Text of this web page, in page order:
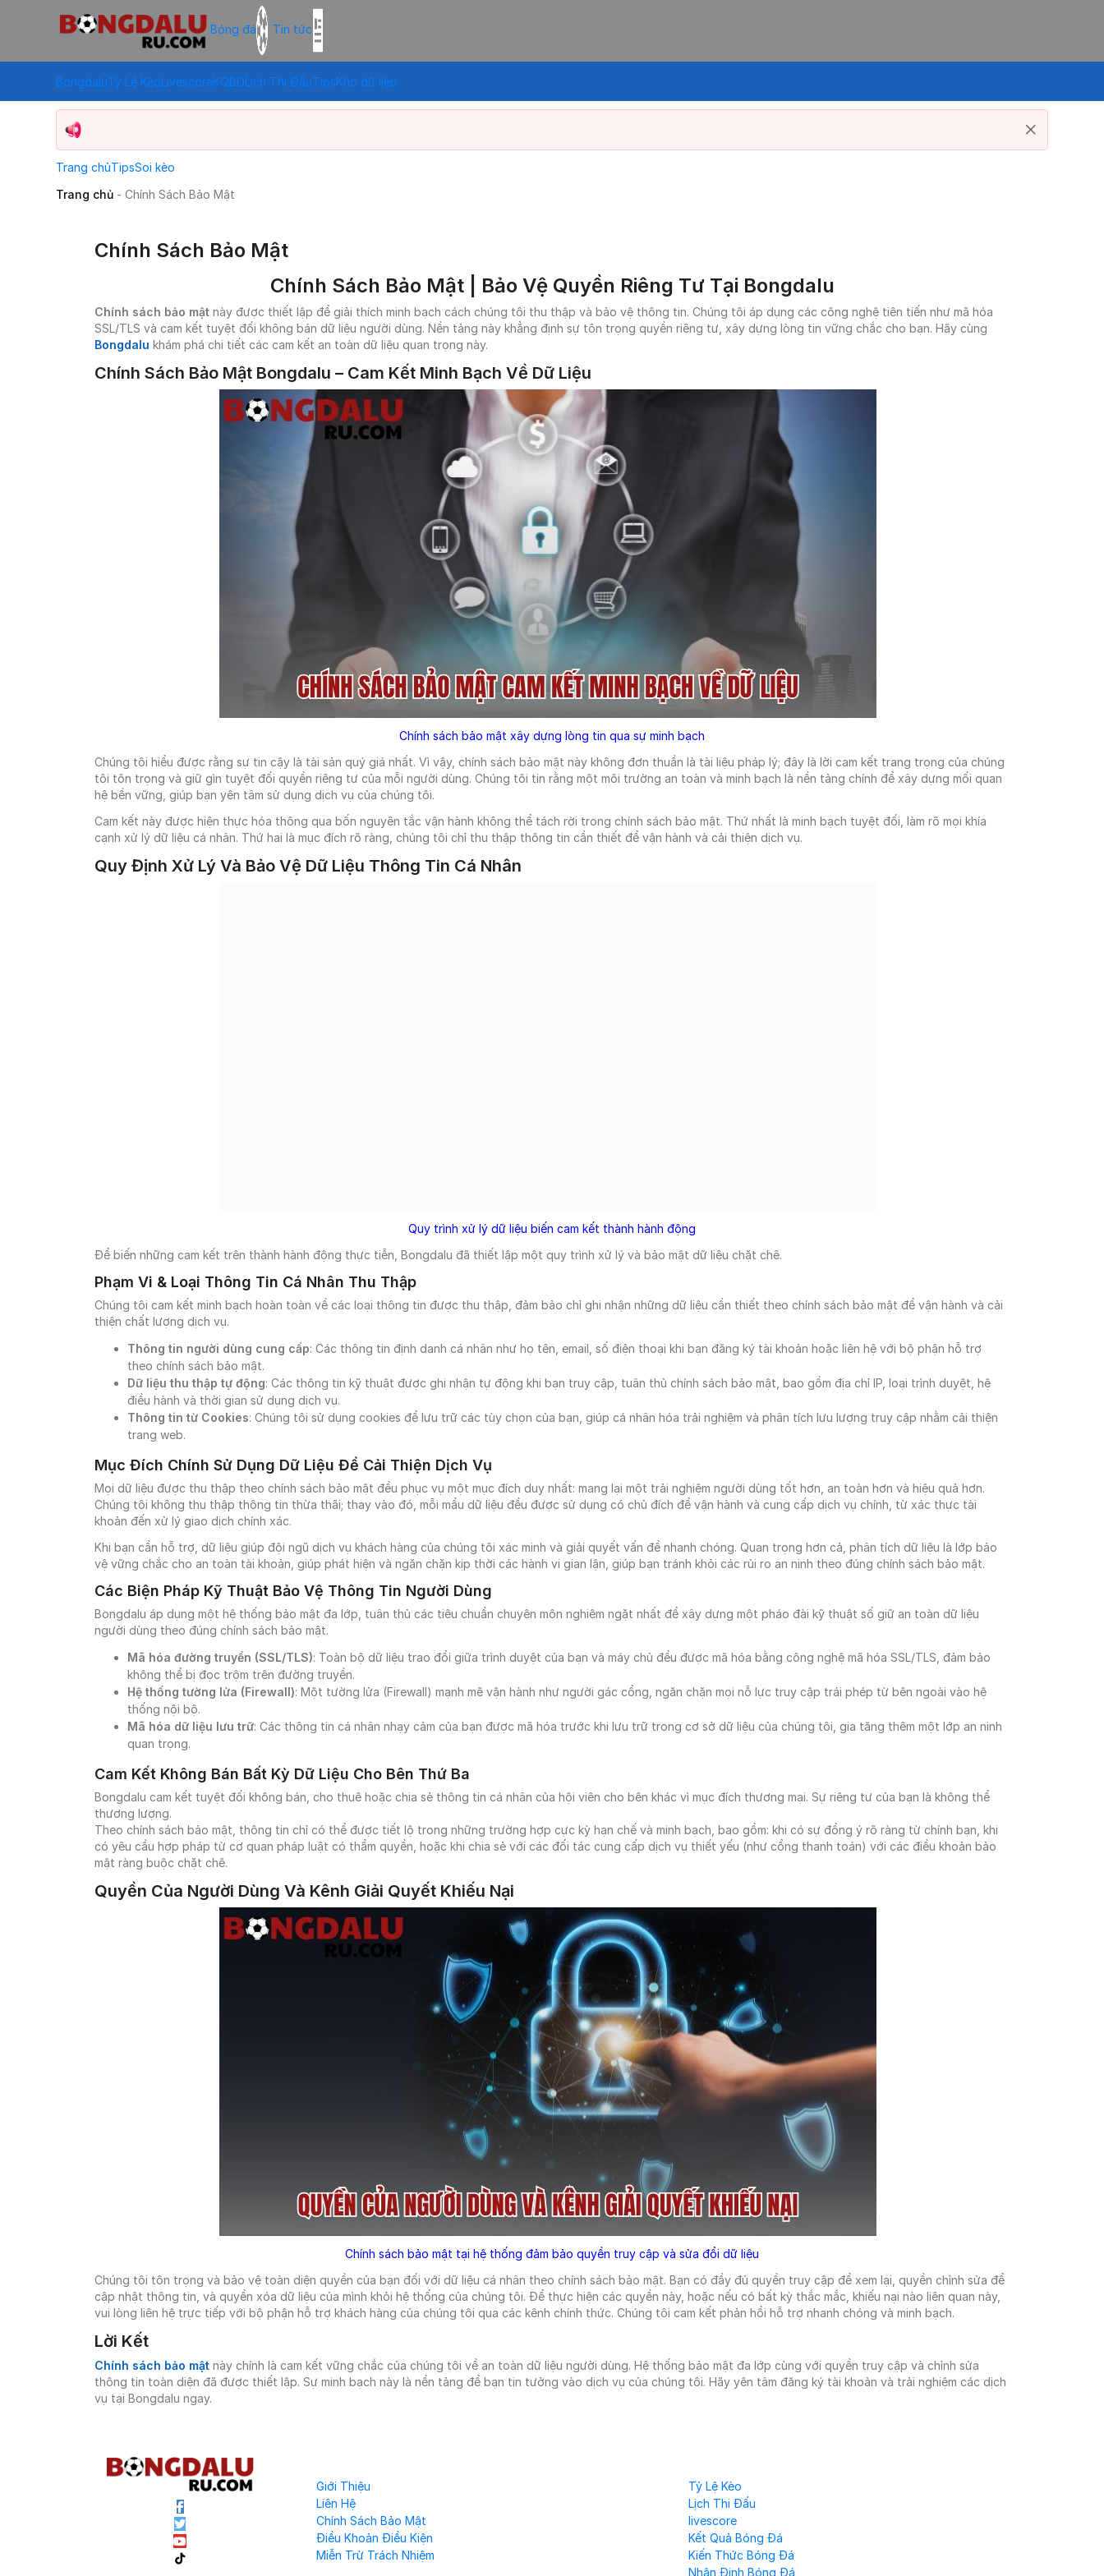
Bóng đá Tin tức
BongdaluTỷ Lệ KèoLivescoreKQBDLịch Thi ĐấuTipsKho dữ liệu
Trang chủTipsSoi kèo
Trang chủ - Chính Sách Bảo Mật
Chính Sách Bảo Mật
Chính Sách Bảo Mật | Bảo Vệ Quyền Riêng Tư Tại Bongdalu
Chính sách bảo mậtnày được thiết lập để giải thích minh bạch cách chúng tôi thu thập và bảo vệ thông tin. Chúng tôi áp dụng các công nghệ tiên tiến như mã hóa
SSL/TLS và cam kết tuyệt đối không bán dữ liệu người dùng. Nền tảng này khẳng định sự tôn trọng quyền riêng tư, xây dựng lòng tin vững chắc cho bạn. Hãy cùng
Bongdalu khám phá chi tiết các cam kết an toàn dữ liệu quan trọng này.
Chính Sách Bảo Mật Bongdalu – Cam Kết Minh Bạch Về Dữ Liệu
Chính sách bảo mật xây dựng lòng tin qua sự minh bạch
Chúng tôi hiểu được rằng sự tin cậy là tài sản quý giá nhất. Vì vậy, chính sách bảo mật này không đơn thuần là tài liệu pháp lý; đây là lời cam kết trang trọng của chúng
tôi tôn trọng và giữ gìn tuyệt đối quyền riêng tư của mỗi người dùng. Chúng tôi tin rằng một môi trường an toàn và minh bạch là nền tảng chính để xây dựng mối quan
hệ bền vững, giúp bạn yên tâm sử dụng dịch vụ của chúng tôi.
Cam kết này được hiện thực hóa thông qua bốn nguyên tắc vận hành không thể tách rời trong chính sách bảo mật. Thứ nhất là minh bạch tuyệt đối, làm rõ mọi khía
cạnh xử lý dữ liệu cá nhân. Thứ hai là mục đích rõ ràng, chúng tôi chỉ thu thập thông tin cần thiết để vận hành và cải thiện dịch vụ.
Quy Định Xử Lý Và Bảo Vệ Dữ Liệu Thông Tin Cá Nhân
Quy trình xử lý dữ liệu biến cam kết thành hành động
Để biến những cam kết trên thành hành động thực tiễn, Bongdalu đã thiết lập một quy trình xử lý và bảo mật dữ liệu chặt chẽ.
Phạm Vi & Loại Thông Tin Cá Nhân Thu Thập
Chúng tôi cam kết minh bạch hoàn toàn về các loại thông tin được thu thập, đảm bảo chỉ ghi nhận những dữ liệu cần thiết theo chính sách bảo mật để vận hành và cải
thiện chất lượng dịch vụ.
Thông tin người dùng cung cấp: Các thông tin định danh cá nhân như họ tên, email, số điện thoại khi bạn đăng ký tài khoản hoặc liên hệ với bộ phận hỗ trợ
theo chính sách bảo mật.
Dữ liệu thu thập tự động: Các thông tin kỹ thuật được ghi nhận tự động khi bạn truy cập, tuân thủ chính sách bảo mật, bao gồm địa chỉ IP, loại trình duyệt, hệ
điều hành và thời gian sử dụng dịch vụ.
Thông tin từ Cookies: Chúng tôi sử dụng cookies để lưu trữ các tùy chọn của bạn, giúp cá nhân hóa trải nghiệm và phân tích lưu lượng truy cập nhằm cải thiện
trang web.
Mục Đích Chính Sử Dụng Dữ Liệu Để Cải Thiện Dịch Vụ
Mọi dữ liệu được thu thập theo chính sách bảo mật đều phục vụ một mục đích duy nhất: mang lại một trải nghiệm người dùng tốt hơn, an toàn hơn và hiệu quả hơn.
Chúng tôi không thu thập thông tin thừa thãi; thay vào đó, mỗi mẩu dữ liệu đều được sử dụng có chủ đích để vận hành và cung cấp dịch vụ chính, từ xác thực tài
khoản đến xử lý giao dịch chính xác.
Khi bạn cần hỗ trợ, dữ liệu giúp đội ngũ dịch vụ khách hàng của chúng tôi xác minh và giải quyết vấn đề nhanh chóng. Quan trọng hơn cả, phân tích dữ liệu là lớp bảo
vệ vững chắc cho an toàn tài khoản, giúp phát hiện và ngăn chặn kịp thời các hành vi gian lận, giúp bạn tránh khỏi các rủi ro an ninh theo đúng chính sách bảo mật.
Các Biện Pháp Kỹ Thuật Bảo Vệ Thông Tin Người Dùng
Bongdalu áp dụng một hệ thống bảo mật đa lớp, tuân thủ các tiêu chuẩn chuyên môn nghiêm ngặt nhất để xây dựng một pháo đài kỹ thuật số giữ an toàn dữ liệu
người dùng theo đúng chính sách bảo mật.
Mã hóa đường truyền (SSL/TLS): Toàn bộ dữ liệu trao đổi giữa trình duyệt của bạn và máy chủ đều được mã hóa bằng công nghệ mã hóa SSL/TLS, đảm bảo
không thể bị đọc trộm trên đường truyền.
Hệ thống tường lửa (Firewall): Một tường lửa (Firewall) mạnh mẽ vận hành như người gác cổng, ngăn chặn mọi nỗ lực truy cập trái phép từ bên ngoài vào hệ
thống nội bộ.
Mã hóa dữ liệu lưu trữ: Các thông tin cá nhân nhạy cảm của bạn được mã hóa trước khi lưu trữ trong cơ sở dữ liệu của chúng tôi, gia tăng thêm một lớp an ninh
quan trọng.
Cam Kết Không Bán Bất Kỳ Dữ Liệu Cho Bên Thứ Ba
Bongdalu cam kết tuyệt đối không bán, cho thuê hoặc chia sẻ thông tin cá nhân của hội viên cho bên khác vì mục đích thương mại. Sự riêng tư của bạn là không thể
thương lượng.
Theo chính sách bảo mật, thông tin chỉ có thể được tiết lộ trong những trường hợp cực kỳ hạn chế và minh bạch, bao gồm: khi có sự đồng ý rõ ràng từ chính bạn, khi
có yêu cầu hợp pháp từ cơ quan pháp luật có thẩm quyền, hoặc khi chia sẻ với các đối tác cung cấp dịch vụ thiết yếu (như cổng thanh toán) với các điều khoản bảo
mật ràng buộc chặt chẽ.
Quyền Của Người Dùng Và Kênh Giải Quyết Khiếu Nại
Chính sách bảo mật tại hệ thống đảm bảo quyền truy cập và sửa đổi dữ liệu
Chúng tôi tôn trọng và bảo vệ toàn diện quyền của bạn đối với dữ liệu cá nhân theo chính sách bảo mật. Bạn có đầy đủ quyền truy cập để xem lại, quyền chỉnh sửa để
cập nhật thông tin, và quyền xóa dữ liệu của mình khỏi hệ thống của chúng tôi. Để thực hiện các quyền này, hoặc nếu có bất kỳ thắc mắc, khiếu nại nào liên quan này,
vui lòng liên hệ trực tiếp với bộ phận hỗ trợ khách hàng của chúng tôi qua các kênh chính thức. Chúng tôi cam kết phản hồi hỗ trợ nhanh chóng và minh bạch.
Lời Kết
Chính sách bảo mậtnày chính là cam kết vững chắc của chúng tôi về an toàn dữ liệu người dùng. Hệ thống bảo mật đa lớp cùng với quyền truy cập và chỉnh sửa
thông tin toàn diện đã được thiết lập. Sự minh bạch này là nền tảng để bạn tin tưởng vào dịch vụ của chúng tôi. Hãy yên tâm đăng ký tài khoản và trải nghiệm các dịch
vụ tại Bongdalu ngay.
Giới Thiệu
Liên Hệ
Chính Sách Bảo Mật
Điều Khoản Điều Kiện
Miễn Trừ Trách Nhiệm
Tỷ Lệ Kèo
Lịch Thi Đấu
livescore
Kết Quả Bóng Đá
Kiến Thức Bóng Đá
Nhận Định Bóng Đá